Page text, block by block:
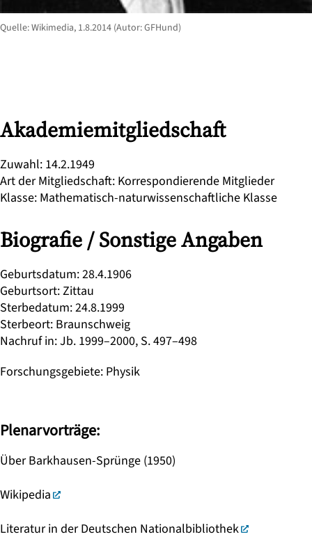
Akademiemitgliedschaft
Zuwahl: 14.2.1949
Art der Mitgliedschaft: Korrespondierende Mitglieder
Klasse: Mathematisch-naturwissenschaftliche Klasse
Biografie / Sonstige Angaben
Geburtsdatum:28.4.1906
Geburtsort:Zittau
Sterbedatum:24.8.1999
Sterbeort: Braunschweig
Nachruf in:Jb. 1999–2000, S. 497–498
Forschungsgebiete: Physik
Plenarvorträge:
Über Barkhausen-Sprünge (1950)
Wikipedia
Literatur in der Deutschen Nationalbibliothek
Quelle: Wikimedia, 1.8.2014 (Autor: GFHund)